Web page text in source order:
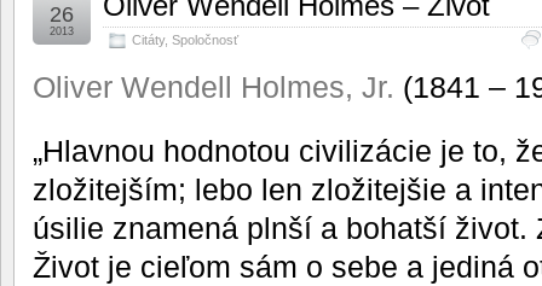
Citáty, Spoločnosť
26
2013
Oliver Wendell Holmes, Jr. (1841 –
„Hlavnou hodnotou civilizácie je to,
zložitejším; lebo len zložitejšie a
úsilie znamená plnší a bohatší život.
Život je cieľom sám o sebe a jediná